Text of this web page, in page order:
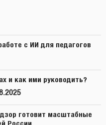
с ИИ для педагогов
и как ими руководить?
готовит масштабные
России